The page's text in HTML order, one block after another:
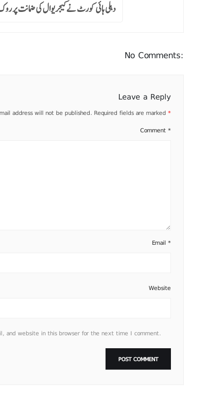
دہلی ہائی کورٹ نے کیجریوال کی ضمانت پر
No Comments:
Leave a Reply
address will not be published. Required fields are marked *
Comment *
Email *
Website
and website in this browser for the next time I comment.